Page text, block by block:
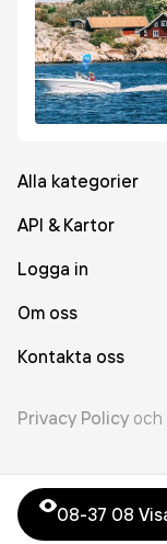
08-37 08
Alla kategorier
API & Kartor
Logga in
Om oss
Kontakta oss
Privacy Policy och